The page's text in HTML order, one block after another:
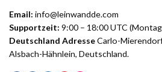
Email: info@leinwandde.com
Supportzeit: 9:00 – 18:00 UTC
Deutschland AdresseCarlo-
Alsbach-Hähnlein, Deutschland.